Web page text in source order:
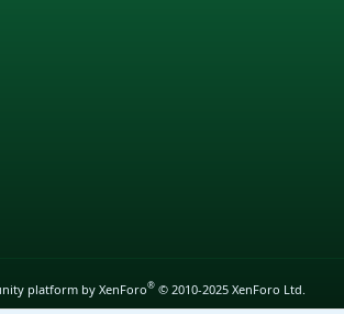
platform by XenForo® © 2010-2025 XenForo Ltd.